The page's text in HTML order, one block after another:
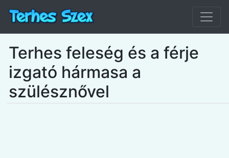
Terhes feleség és a férje
izgató hármasa a
szülésznővel